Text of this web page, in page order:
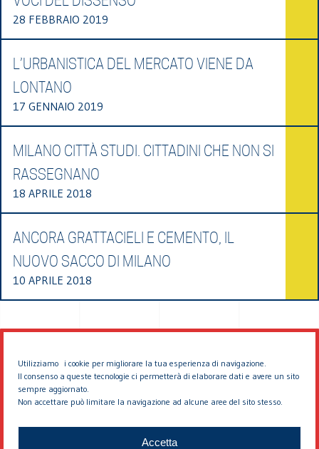
Utilizziamo i cookie per migliorare la tua esperienza di navigazione.
Il consenso a queste tecnologie ci permetterà di elaborare dati e avere un sito
sempre aggiornato.
Non accettare può limitare la navigazione ad alcune aree del sito stesso.
Accetta
28 FEBBRAIO 2019
L’URBANISTICA DEL MERCATO VIENE DA
LONTANO
17 GENNAIO 2019
MILANO CITTÀ STUDI. CITTADINI CHE NON SI
RASSEGNANO
18 APRILE 2018
ANCORA GRATTACIELI E CEMENTO, IL
NUOVO SACCO DI MILANO
10 APRILE 2018
© 2026 EDDYBURG